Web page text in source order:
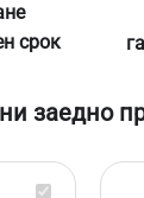
срок
заедно
Домашен